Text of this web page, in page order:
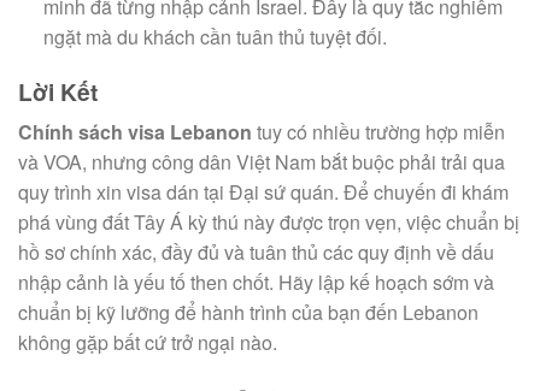
minh đã từng nhập cảnh Israel. Đây là quy tắc nghiêm
ngặt mà du khách cần tuân thủ tuyệt đối.
Lời Kết
Chính sách visa Lebanon tuy có nhiều trường hợp miễn
và VOA, nhưng công dân Việt Nam bắt buộc phải trải qua
quy trình xin visa dán tại Đại sứ quán. Để chuyến đi khám
phá vùng đất Tây Á kỳ thú này được trọn vẹn, việc chuẩn bị
hồ sơ chính xác, đầy đủ và tuân thủ các quy định về dấu
nhập cảnh là yếu tố then chốt. Hãy lập kế hoạch sớm và
chuẩn bị kỹ lưỡng để hành trình của bạn đến Lebanon
không gặp bất cứ trở ngại nào.